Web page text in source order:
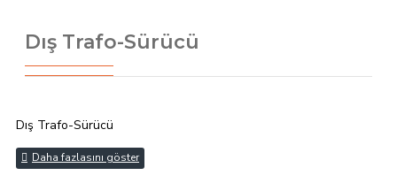
Dış Trafo-Sürücü
Dış Trafo-Sürücü